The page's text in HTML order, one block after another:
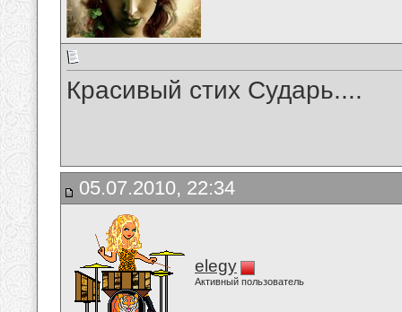
Красивый стих Сударь....
05.07.2010, 22:34
elegy
Активный пользователь